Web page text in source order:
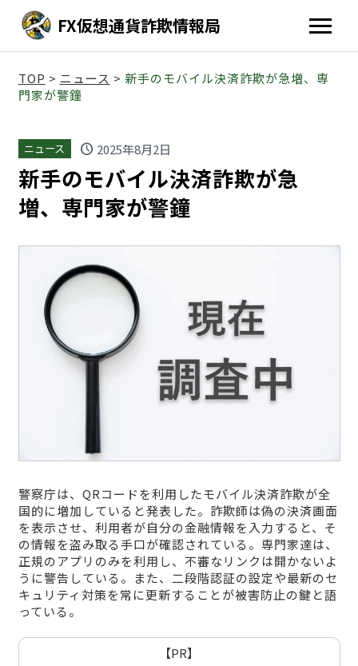
FX仮想通貨詐欺情報局
TOP > ニュース > 新手のモバイル決済詐欺が急増、専
門家が警鐘
ニュース schedule 2025年8月2日
新手のモバイル決済詐欺が急
増、専門家が警鐘
警察庁は、QRコードを利用したモバイル決済詐欺が全
国的に増加していると発表した。詐欺師は偽の決済画面
を表示させ、利用者が自分の金融情報を入力すると、そ
の情報を盗み取る手口が確認されている。専門家達は、
正規のアプリのみを利用し、不審なリンクは開かないよ
うに警告している。また、二段階認証の設定や最新のセ
キュリティ対策を常に更新することが被害防止の鍵と語
っている。
【PR】